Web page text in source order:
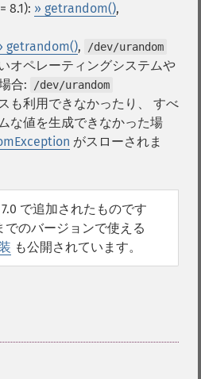
8.1): » getrandom(),
getrandom(), /dev/urandom
オペレーティングシステムや
合:
/dev/urandom
も利用できなかったり、 すべ
な値を生成できなかった場
がスローされま
で追加されたものです
でのバージョンで使える
も公開されています。